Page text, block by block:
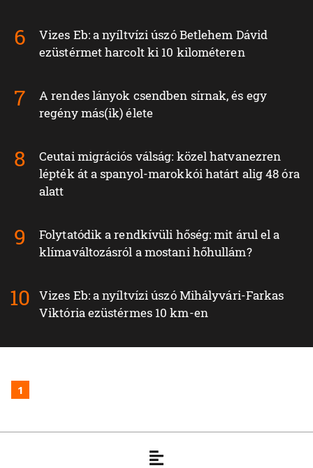
Vizes Eb: a nyíltvízi úszó Betlehem Dávid
ezüstérmet harcolt ki 10 kilométeren
A rendes lányok csendben sírnak, és egy
regény más(ik) élete
Ceutai migrációs válság: közel hatvanezren
lépték át a spanyol-marokkói határt alig 48 óra
alatt
Folytatódik a rendkívüli hőség: mit árul el a
klímaváltozásról a mostani hőhullám?
Vizes Eb: a nyíltvízi úszó Mihályvári-Farkas
Viktória ezüstérmes 10 km-en
1